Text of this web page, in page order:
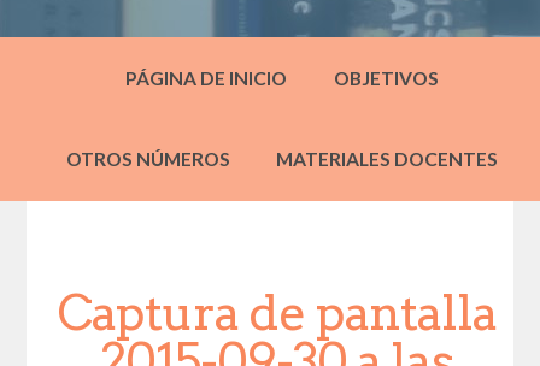
PÁGINA DE INICIO OBJETIVOS
OTROS NÚMEROS MATERIALES DOCENTES
Captura de pantalla